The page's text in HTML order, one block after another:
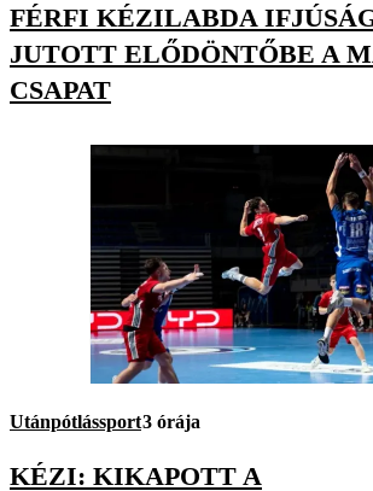
FÉRFI KÉZILABDA
JUTOTT ELŐDÖNTŐBE A
CSAPAT
Utánpótlássport3 órája
KÉZI: KIKAPOTT A